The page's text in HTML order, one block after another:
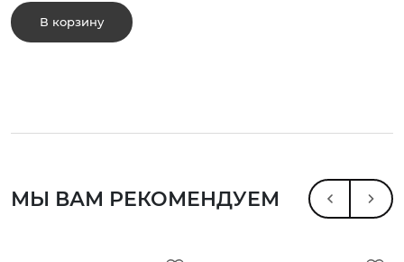
В корзину
МЫ ВАМ РЕКОМЕНДУЕМ